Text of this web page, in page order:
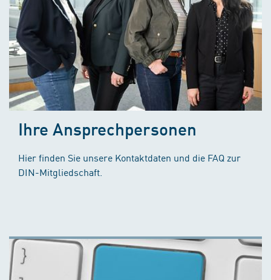
Ihre Ansprechpersonen
Hier finden Sie unsere Kontaktdaten und die FAQ zur
DIN-Mitgliedschaft.